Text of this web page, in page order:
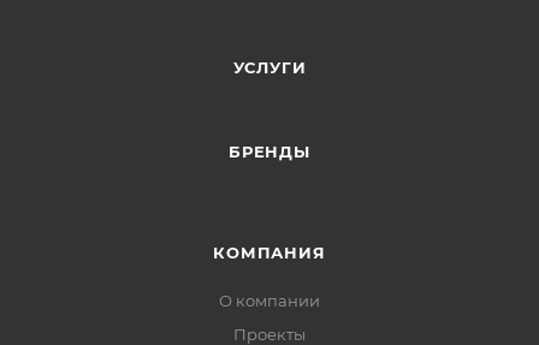
УСЛУГИ
БРЕНДЫ
КОМПАНИЯ
О компании
Проекты